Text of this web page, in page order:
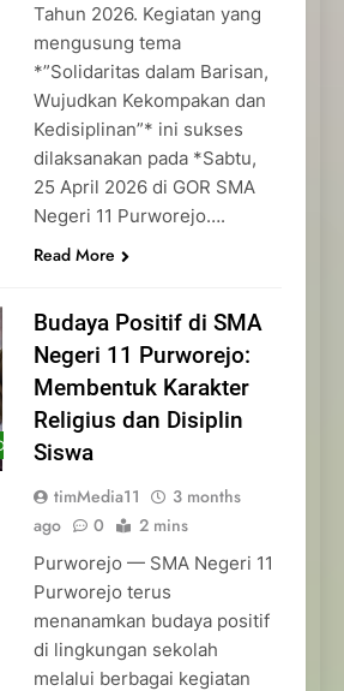
Tahun 2026. Kegiatan yang
mengusung tema
*”Solidaritas dalam Barisan,
Wujudkan Kekompakan dan
Kedisiplinan”* ini sukses
dilaksanakan pada *Sabtu,
25 April 2026 di GOR SMA
Negeri 11 Purworejo….
Read More
Budaya Positif di SMA
Negeri 11 Purworejo:
Membentuk Karakter
Religius dan Disiplin
Siswa
timMedia11
3 months
ago
0 2 mins
Purworejo — SMA Negeri 11
Purworejo terus
menanamkan budaya positif
di lingkungan sekolah
melalui berbagai kegiatan